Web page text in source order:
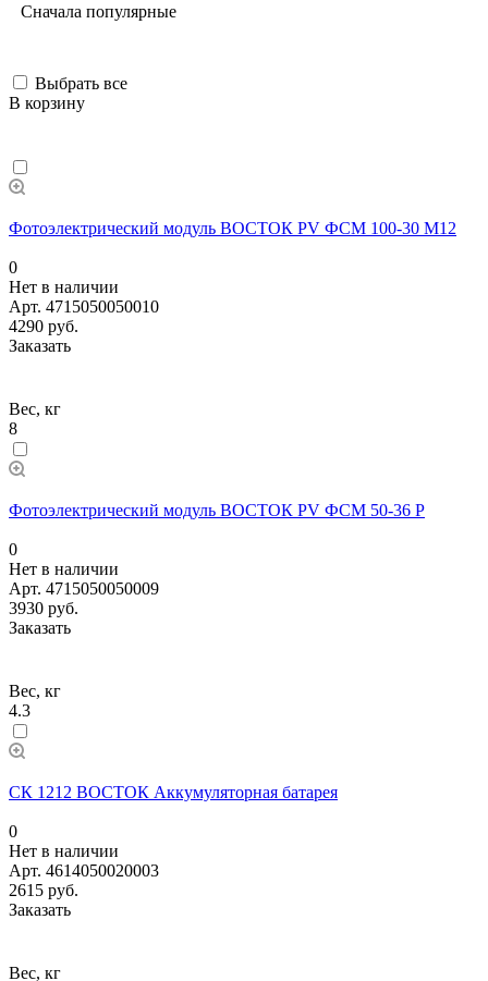
Сначала популярные
Выбрать все
В корзину
Фотоэлектрический модуль ВОСТОК PV ФСМ 100-30 M12
0
Нет в наличии
Арт. 4715050050010
4290 руб.
Заказать
Вес, кг
8
Фотоэлектрический модуль ВОСТОК PV ФСМ 50-36 P
0
Нет в наличии
Арт. 4715050050009
3930 руб.
Заказать
Вес, кг
4.3
СК 1212 ВОСТОК Аккумуляторная батарея
0
Нет в наличии
Арт. 4614050020003
2615 руб.
Заказать
Вес, кг